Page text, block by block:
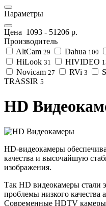
Параметры
Цена 1093 - 51206 р.
Производитель
AltCam 29 Dahua 100
HiLook 31 HIVIDEO
Novicam 27 RVi 3
TRASSIR 5
HD
HD-видеокамеры
качества и высочайшую
изображения.
Так HD видеокамеры
проблемы низкого качества
Современные HDTV камеры